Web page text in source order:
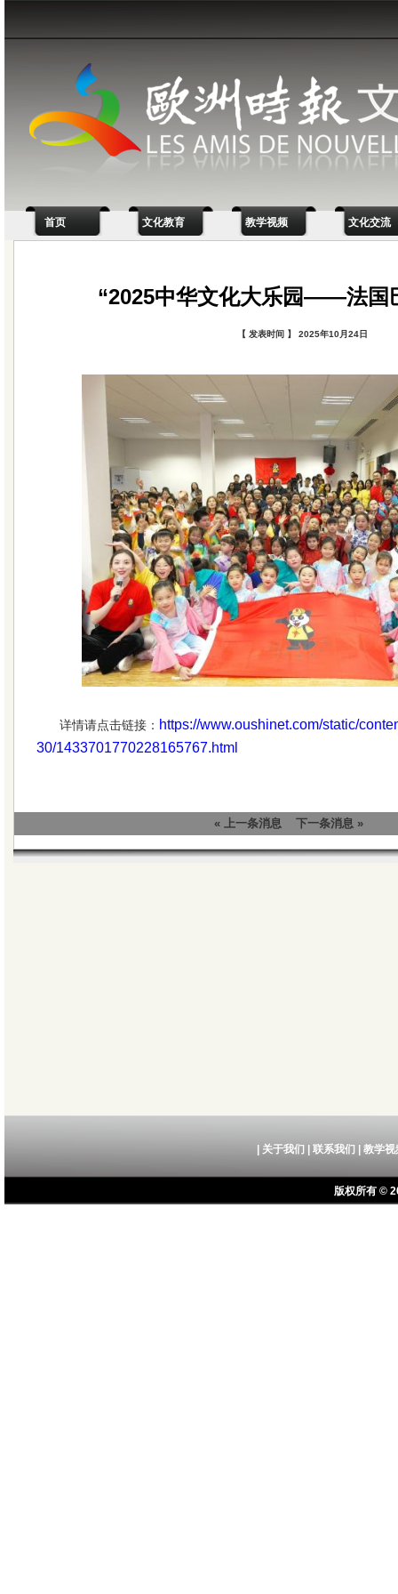
首页 文化教育 教学视频 文化交流
“2025中华文化大乐园——法国
【 发表时间 】 2025年10月24日
详情请点击链接： https://www.oushinet.com/static/
30/1433701770228165767.html
« 上一条消息 下一条消息 »
关于我们 联系我们 教学视
版权所有 ©